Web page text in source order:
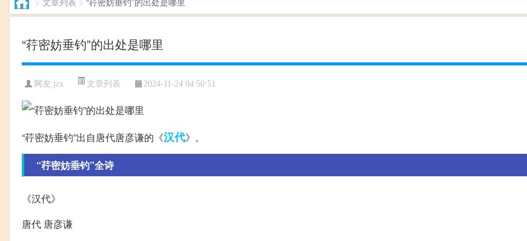
“荇密妨垂钓”的出处是哪里
网友:jzx 文章列表 2024-11-24 04:50:51
“荇密妨垂钓”出自唐代唐彦谦的《汉代》。
“荇密妨垂钓”全诗
《汉代》
唐代 唐彦谦